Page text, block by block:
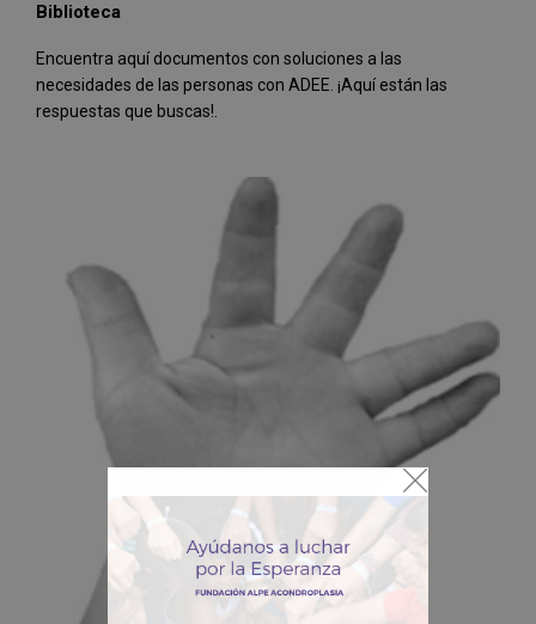
Biblioteca
Encuentra aquí documentos con soluciones a las
necesidades de las personas con ADEE. ¡Aquí están las
respuestas que buscas!.